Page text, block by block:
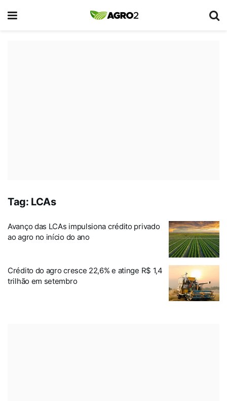
Tag: LCAs
Avanço das LCAs impulsiona crédito privado
ao agro no início do ano
Crédito do agro cresce 22,6% e atinge R$ 1,4
trilhão em setembro